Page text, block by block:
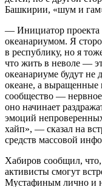
Башкирии, «шум и
— Инициатор проекта
океанариумом. Я
в республику, но я
что жить в неволе —
океанариуме будут
океане, а выращенные
сообщество —
оно начинает
эмоций
хайп», — сказал на
средств массовой
Хабиров сообщил, что,
активисты смогут
Мустафиным лично и